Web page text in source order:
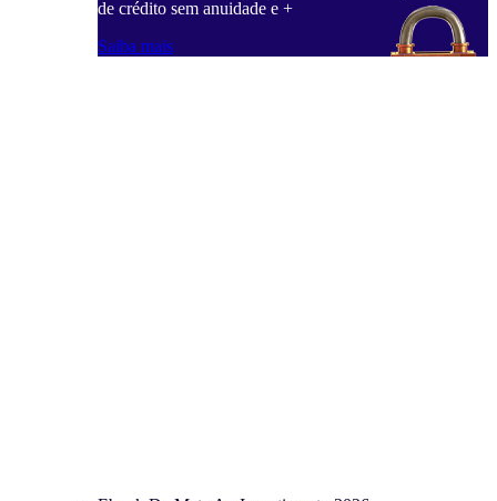
de crédito sem anuidade e +
Saiba mais